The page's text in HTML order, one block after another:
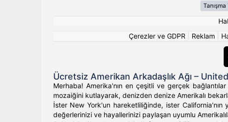
Çerezler ve GDPR
Reklam
Ücretsiz Amerikan Arkadaşlık Ağı –
Merhaba! Amerika'nın en çeşitli ve gerçek
mozaiğini kutlayarak, denizden denize Amerikalı
İster New York'un hareketliliğinde, ister
değerlerinizi ve hayallerinizi paylaşan uyumlu